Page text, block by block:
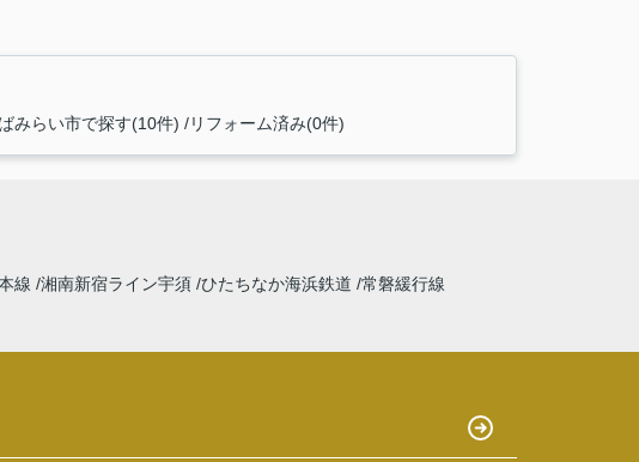
みらい市で探す(10件) リフォーム済み(0件)
線 湘南新宿ライン宇須 ひたちなか海浜鉄道 常磐緩行線